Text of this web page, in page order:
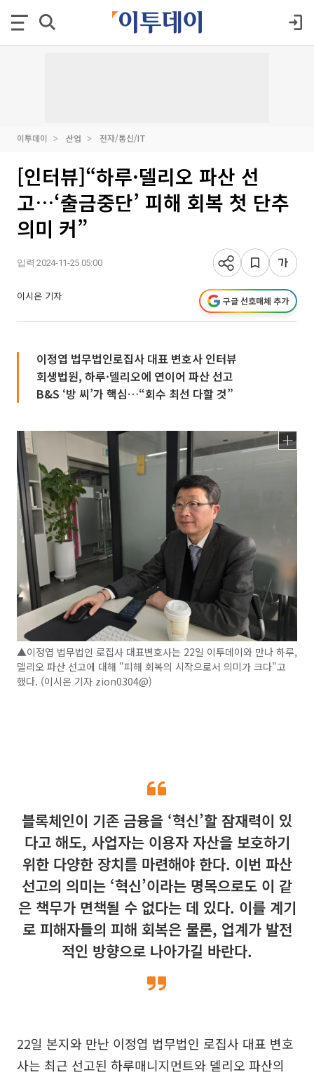
이투데이 산업 전자/통신/IT
[인터뷰]“하루·델리오 파산 선
고…‘출금중단’ 피해 회복 첫 단추
의미 커”
입력 2024-11-25 05:00
이시온 기자 구글 선호매체 추가
이정엽 법무법인로집사 대표 변호사 인터뷰
회생법원, 하루·델리오에 연이어 파산 선고
B&S ‘방 씨’가 핵심…“회수 최선 다할 것”
▲이정엽 법무법인 로집사 대표변호사는 22일 이투데이와 만나 하루,
델리오 파산 선고에 대해 "피해 회복의 시작으로서 의미가 크다"고
했다. (이시온 기자 zion0304@)
블록체인이 기존 금융을 ‘혁신’할 잠재력이 있
다고 해도, 사업자는 이용자 자산을 보호하기
위한 다양한 장치를 마련해야 한다. 이번 파산
선고의 의미는 ‘혁신’이라는 명목으로도 이 같
은 책무가 면책될 수 없다는 데 있다. 이를 계기
로 피해자들의 피해 회복은 물론, 업계가 발전
적인 방향으로 나아가길 바란다.
22일 본지와 만난 이정엽 법무법인 로집사 대표 변호
사는 최근 선고된 하루매니지먼트와 델리오 파산의